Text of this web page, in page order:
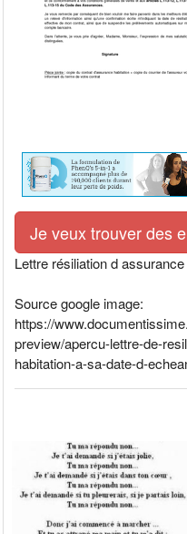
Je veux trouver des
Lettre résiliation d
Source google image:
https://
preview/apercu-lettre-de-
habitation-a-sa-date-d-